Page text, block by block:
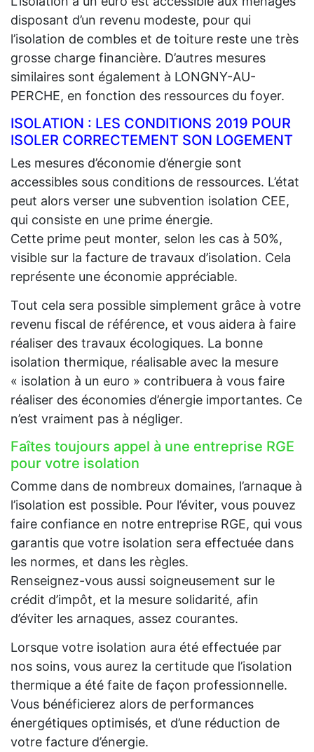
disposant d’un revenu modeste, pour qui
l’isolation de combles et de toiture reste une très
grosse charge financière. D’autres mesures
similaires sont également à LONGNY-AU-
PERCHE, en fonction des ressources du foyer.
ISOLATION : LES CONDITIONS 2019 POUR
ISOLER CORRECTEMENT SON LOGEMENT
Les mesures d’économie d’énergie sont
accessibles sous conditions de ressources. L’état
peut alors verser une subvention isolation CEE,
qui consiste en une prime énergie.
Cette prime peut monter, selon les cas à 50%,
visible sur la facture de travaux d’isolation. Cela
représente une économie appréciable.
Tout cela sera possible simplement grâce à votre
revenu fiscal de référence, et vous aidera à faire
réaliser des travaux écologiques. La bonne
isolation thermique, réalisable avec la mesure
« isolation à un euro » contribuera à vous faire
réaliser des économies d’énergie importantes. Ce
n’est vraiment pas à négliger.
Faîtes toujours appel à une entreprise RGE
pour votre isolation
Comme dans de nombreux domaines, l’arnaque à
l’isolation est possible. Pour l’éviter, vous pouvez
faire confiance en notre entreprise RGE, qui vous
garantis que votre isolation sera effectuée dans
les normes, et dans les règles.
Renseignez-vous aussi soigneusement sur le
crédit d’impôt, et la mesure solidarité, afin
d’éviter les arnaques, assez courantes.
Lorsque votre isolation aura été effectuée par
nos soins, vous aurez la certitude que l’isolation
thermique a été faite de façon professionnelle.
Vous bénéficierez alors de performances
énergétiques optimisés, et d’une réduction de
votre facture d’énergie.